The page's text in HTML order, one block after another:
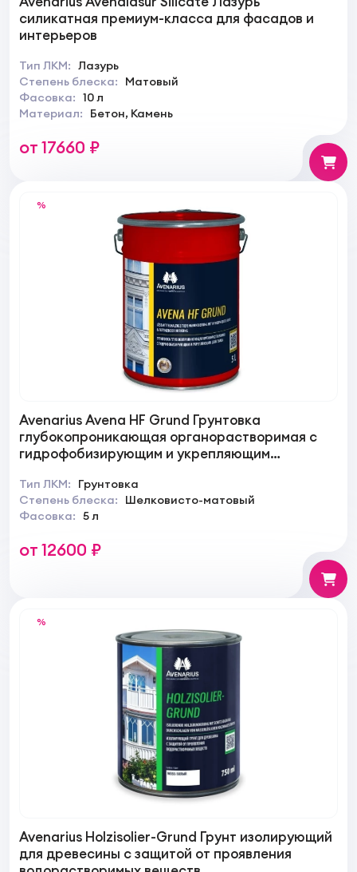
силикатная премиум-класса для фасадов и
интерьеров
Тип ЛКМ: Лазурь
Степень блеска:
Матовый
Фасовка: 10 л
Материал:
Бетон, Камень
от 17660 ₽
%
Avenarius Avena HF Grund Грунтовка
глубокопроникающая органорастворимая с
гидрофобизирующим и укрепляющим
Тип ЛКМ:
Грунтовка
Степень блеска:
Шелковисто-матовый
Фасовка: 5 л
от 12600 ₽
%
Avenarius Holzisolier-Grund Грунт изолирующий
для древесины с защитой от проявления